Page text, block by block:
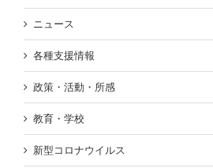
ニュース
各種支援情報
政策・活動・所感
教育・学校
新型コロナウイルス